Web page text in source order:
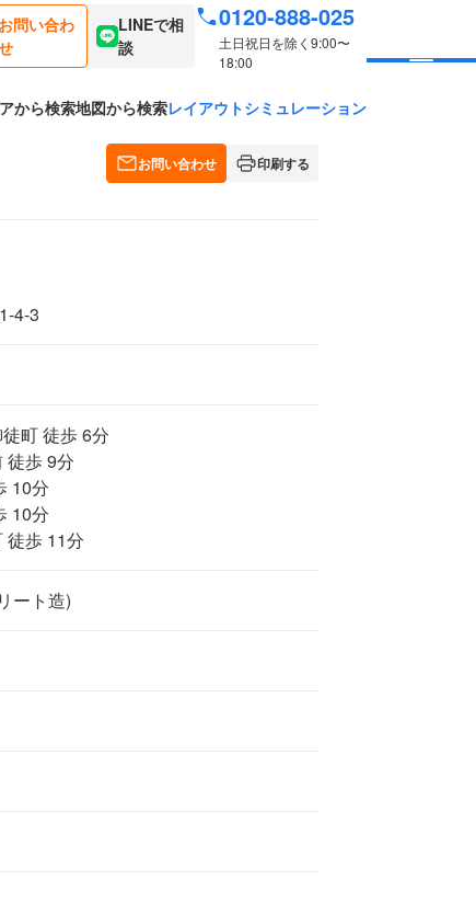
お問い合わ
LINEで相
談
0120-888-025
土日祝日を除く9:00〜
18:00
から検索地図から検索レイアウトシミュレーション
お問い合わせ 印刷する
4-3
町 徒歩 6分
徒歩 9分
10分
10分
徒歩 11分
ート造)